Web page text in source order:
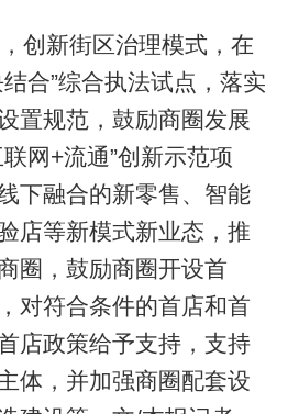
新街区治理模式，在
合”综合执法试点，落实
置规范，鼓励商圈发展
网+流通”创新示范项
下融合的新零售、智能
店等新模式新业态，推
圈，鼓励商圈开设首
对符合条件的首店和首
店政策给予支持，支持
体，并加强商圈配套设